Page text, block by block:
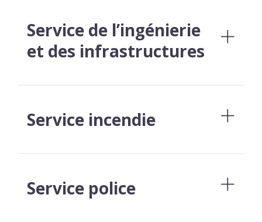
Service de l’ingénierie
et des infrastructures
Service incendie
Service police